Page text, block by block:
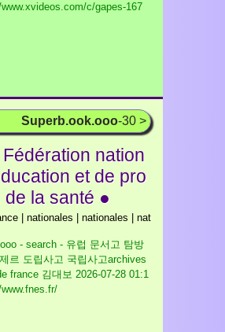
c/gapes-167
Superb.ook.ooo-30 >
nation
et de pro
de la santé ●
| nationales | nationales | nat
- search - 유럽 문서고 탐방
르 도립사고 국립사고archives
france 김대보 2026-07-28 01:1